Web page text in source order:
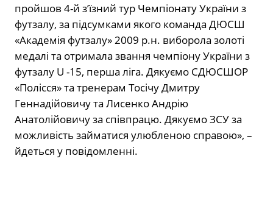
пройшов 4-й з’їзний тур Чемпіонату України з
футзалу, за підсумками якого команда ДЮСШ
«Академія футзалу» 2009 р.н. виборола золоті
медалі та отримала звання чемпіону України з
футзалу U -15, перша ліга. Дякуємо СДЮСШОР
«Полісся» та тренерам Тосічу Дмитру
Геннадійовичу та Лисенко Андрію
Анатолійовичу за співпрацю. Дякуємо ЗСУ за
можливість займатися улюбленою справою», –
йдеться у повідомленні.